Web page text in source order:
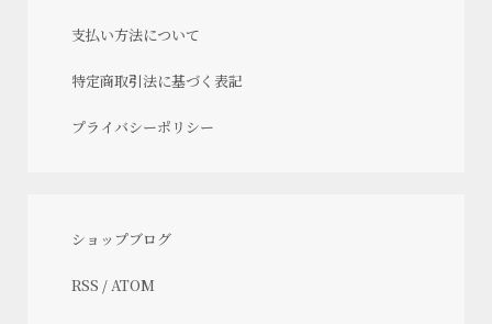
支払い方法について
特定商取引法に基づく表記
プライバシーポリシー
ショップブログ
RSS /ATOM